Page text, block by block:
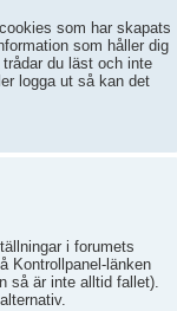
som har skapats
som håller dig
du läst och inte
logga ut så kan det
i forumets
Kontrollpanel-länken
så är inte alltid fallet).